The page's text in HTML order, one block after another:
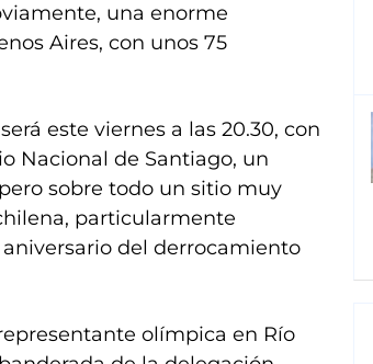
una enorme
Aires, con unos 75
este viernes a las 20.30, con
Nacional de Santiago, un
sobre todo un sitio muy
particularmente
del derrocamiento
olímpica en Río